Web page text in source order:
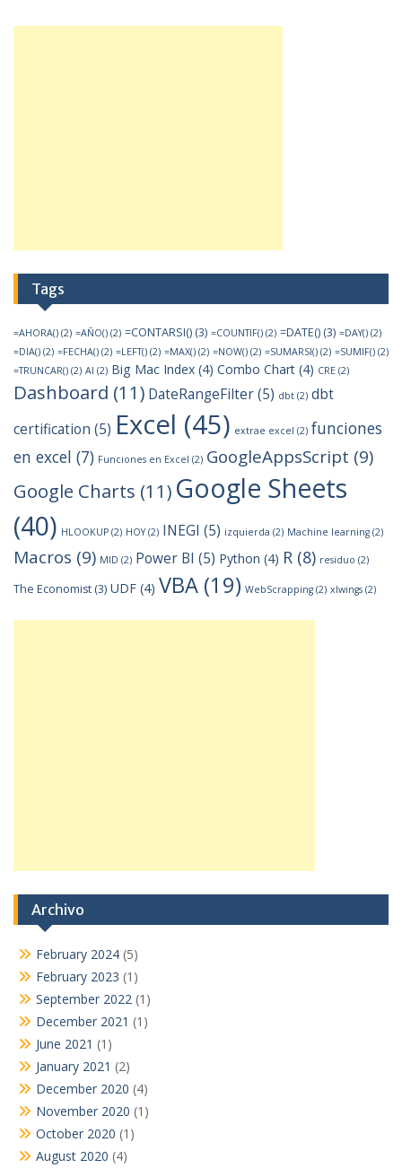
Tags
=AHORA() (2) =AÑO() (2) =CONTARSI() (3) =COUNTIF() (2) =DATE() (3) =DAY() (2)
=DIA() (2) =FECHA() (2) =LEFT() (2) =MAX() (2) =NOW() (2) =SUMARSI() (2) =SUMIF() (2)
=TRUNCAR() (2) AI (2) Big Mac Index (4) Combo Chart (4) CRE (2)
Dashboard (11) DateRangeFilter(5) dbt (2) dbt
certification (5) Excel (45) extrae excel (2) funciones
en excel (7) Funciones en Excel (2) GoogleAppsScript (9)
Google Charts (11) Google Sheets
(40) HLOOKUP (2) HOY(2) INEGI (5) izquierda (2) Machine learning (2)
Macros (9) MID (2) Power BI (5) Python (4) R (8) residuo (2)
The Economist (3) UDF (4) VBA (19) WebScrapping (2) xlwings (2)
Archivo
February 2024 (5)
February 2023 (1)
September 2022 (1)
December 2021 (1)
June 2021 (1)
January 2021 (2)
December 2020 (4)
November 2020 (1)
October 2020 (1)
August 2020 (4)